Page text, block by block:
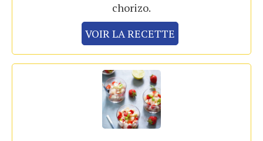
chorizo.
VOIR LA RECETTE